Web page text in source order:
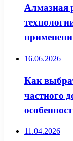
Алмазная
16.06.2026
Как
частного
11.04.2026